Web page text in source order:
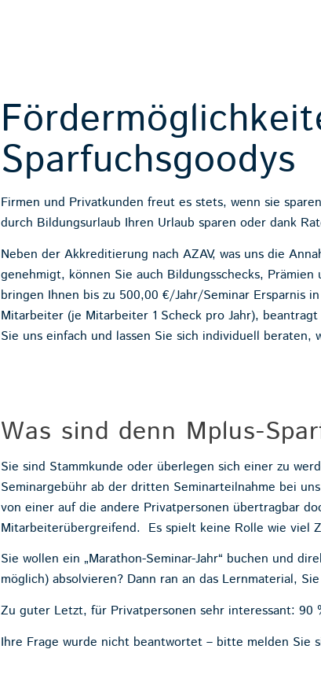
Sparfuchsgoodys
Firmen und Privatkunden freut es stets, wenn sie
durch Bildungsurlaub Ihren Urlaub sparen oder dank
Neben der Akkreditierung nach AZAV, was uns die
genehmigt, können Sie auch Bildungsschecks,
bringen Ihnen bis zu 500,00 €/Jahr/Seminar Ersparnis
Mitarbeiter (je Mitarbeiter 1 Scheck pro Jahr),
Sie uns einfach und lassen Sie sich individuell beraten,
Was sind denn Mplus-
Sie sind Stammkunde oder überlegen sich einer zu
Seminargebühr ab der dritten Seminarteilnahme bei
von einer auf die andere Privatpersonen übertragbar
Mitarbeiterübergreifend. Es spielt keine Rolle wie viel
Sie wollen ein „Marathon-Seminar-Jahr“ buchen und
möglich) absolvieren? Dann ran an das Lernmaterial,
Zu guter Letzt, für Privatpersonen sehr interessant: 90
Ihre Frage wurde nicht beantwortet – bitte melden Sie